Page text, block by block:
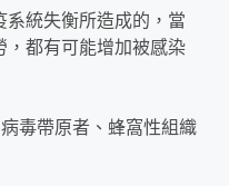
統失衡所造成的，當
，都有可能增加被感染
毒帶原者、蜂窩性組織